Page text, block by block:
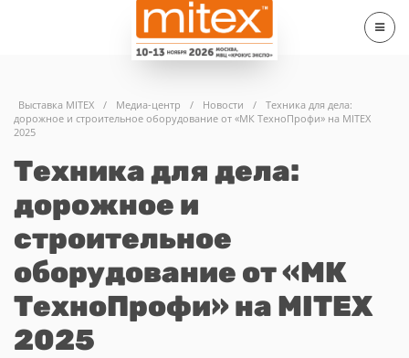
Выставка MITEX / Медиа-центр / Новости /
Техника для дела:
дорожное и строительное оборудование от «МК ТехноПрофи» на MITEX
2025
Техника для дела:
дорожное и
строительное
оборудование от «МК
ТехноПрофи» на MITEX
2025